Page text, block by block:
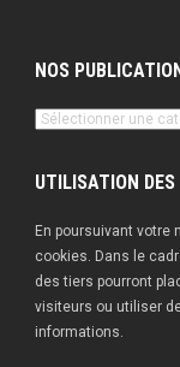
NOS
Nos
UTILISATION DES
En poursuivant votre
cookies. Dans le
des tiers pourront
visiteurs ou utiliser
informations.